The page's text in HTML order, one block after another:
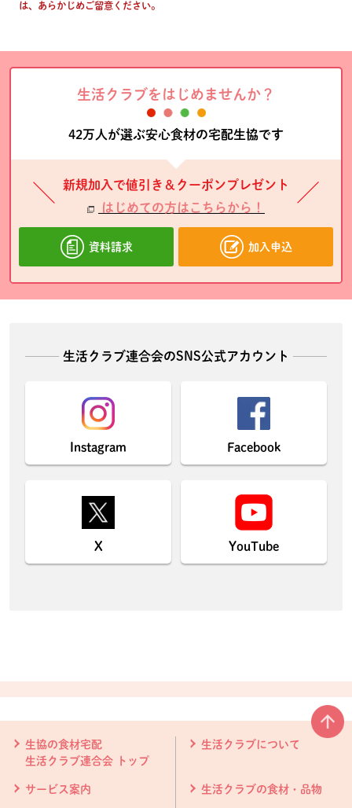
は、あらかじめご留意ください。
生活クラブをはじめませんか？
42万人が選ぶ安心食材の宅配生協です
新規加入で値引き＆クーポンプレゼント
はじめての方はこちらから！
資料請求 加入申込
生活クラブ連合会のSNS公式アカウント
Instagram Facebook
X YouTube
生協の食材宅配
生活クラブ連合会 トップ
生活クラブについて
サービス案内 生活クラブの食材・品物